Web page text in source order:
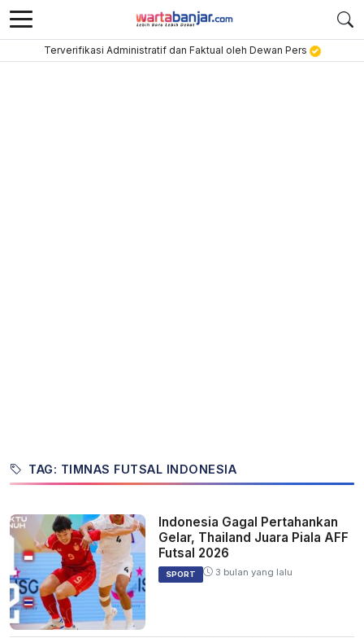
Terverifikasi Administratif dan Faktual oleh Dewan Pers
TAG: TIMNAS FUTSAL INDONESIA
Indonesia Gagal Pertahankan
Gelar, Thailand Juara Piala AFF
Futsal 2026
SPORT 3 bulan yang lalu